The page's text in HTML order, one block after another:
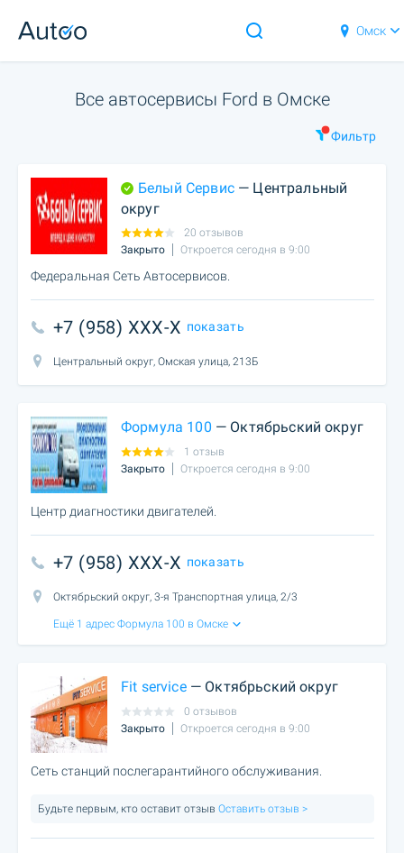
Омск
Все автосервисы Ford в Омске
Фильтр
Белый Сервис— Центральный
округ
20 отзывов
Закрыто
Откроется сегодня в 9:00
Федеральная Сеть Автосервисов.
+7 (958) XXX-X показать
Центральный округ, Омская улица, 213Б
Формула 100 — Октябрьский округ
1 отзыв
Закрыто
Откроется сегодня в 9:00
Центр диагностики двигателей.
+7 (958) XXX-X показать
Октябрьский округ, 3-я Транспортная улица, 2/3
Ещё 1 адрес Формула 100 в Омске
Fit service— Октябрьский округ
0 отзывов
Закрыто
Откроется сегодня в 9:00
Сеть станций послегарантийного обслуживания.
Будьте первым, кто оставит отзыв Оставить отзыв >